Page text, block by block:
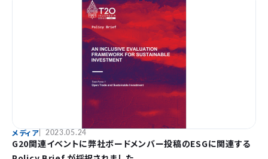
メディア 2023.05.24
G20関連イベントに弊社ボードメンバー投稿のESGに関連する